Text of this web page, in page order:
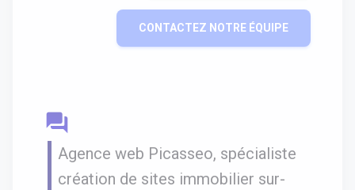
CONTACTEZ NOTRE ÉQUIPE
question_answer
Agence web Picasseo, spécialiste
création de sites immobilier sur-